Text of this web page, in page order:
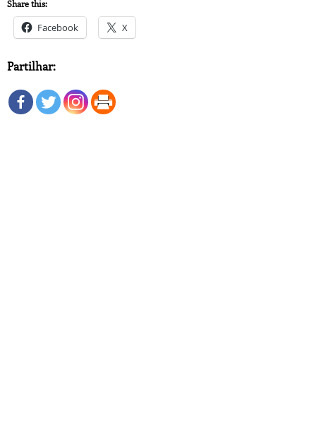
Share this:
Facebook X
Partilhar: